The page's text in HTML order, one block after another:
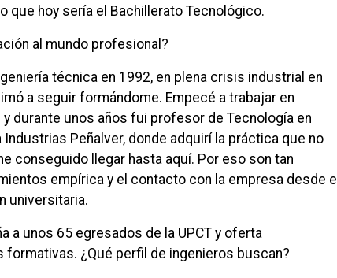
que hoy sería el Bachillerato Tecnológico.
al mundo profesional?
técnica en 1992, en plena crisis industrial en
a seguir formándome. Empecé a trabajar en
durante unos años fui profesor de Tecnología en
Peñalver, donde adquirí la práctica que no
conseguido llegar hasta aquí. Por eso son tan
empírica y el contacto con la empresa desde el
universitaria.
a unos 65 egresados de la UPCT y oferta
formativas. ¿Qué perfil de ingenieros buscan?